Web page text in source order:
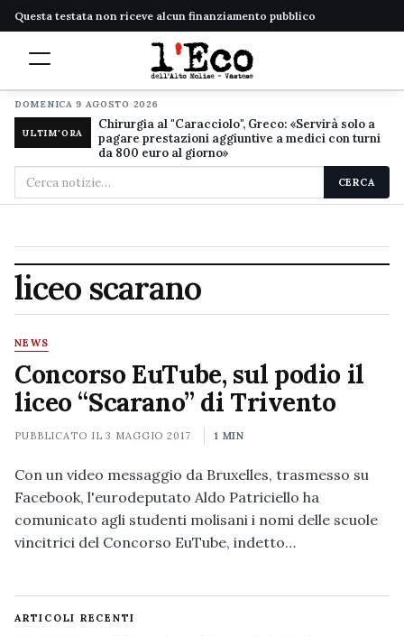
Questa testata non riceve alcun finanziamento pubblico
DOMENICA 9 AGOSTO 2026
ULTIM'ORA
Chirurgia al "Caracciolo", Greco: «Servirà solo a
pagare prestazioni aggiuntive a medici con turni
da 800 euro al giorno»
Cerca
nel
CERCA
liceo scarano
NEWS
Concorso EuTube, sul podio il
liceo “Scarano” di Trivento
PUBBLICATO IL3 MAGGIO 2017 1 MIN
Con un video messaggio da Bruxelles, trasmesso su
Facebook, l'eurodeputato Aldo Patriciello ha
comunicato agli studenti molisani i nomi delle scuole
vincitrici del Concorso EuTube, indetto…
ARTICOLI RECENTI